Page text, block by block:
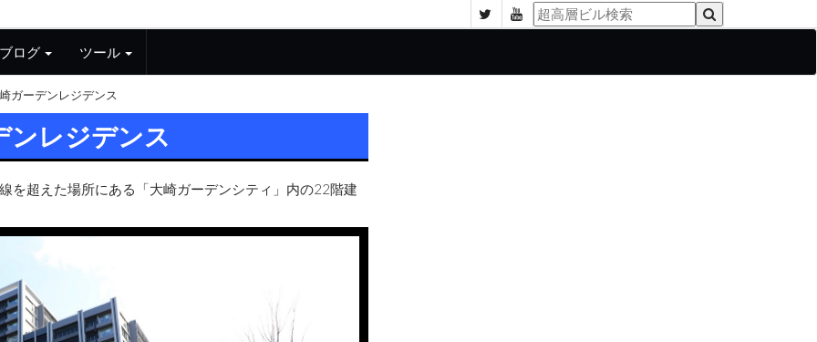
ブログ ツール
ガーデンレジデンス
ンレジデンス
を超えた場所にある「大崎ガーデンシティ」内の22階建